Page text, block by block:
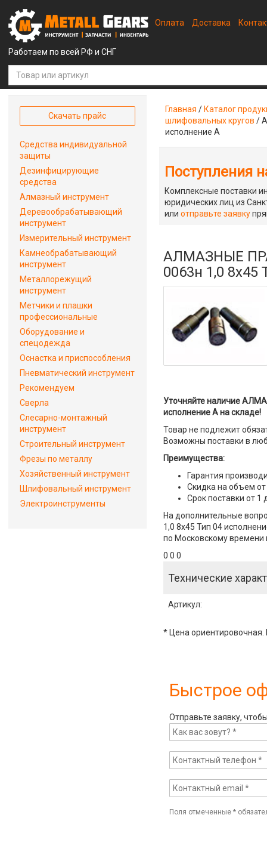
Работаем по всей РФ и СНГ
Оплата Доставка
Главная / Каталог
шлифовальных кругов /
исполнение А
Поступления
Комплексные поставки
юридических лиц из
илиотправьте заявку
АЛМАЗНЫЕ
0063н 1,0
Уточняйте наличие
исполнение А на складе!
Товар не подлежит
Возможны поставки в
Преимущества:
Гарантия
Скидка на объем от
Срок поставки от 1
На дополнительные
1,0 8х45 Тип 04
по Московскому времени
0 0 0
Технические
Артикул:
* Цена ориентировочная.
Быстрое
Отправьте заявку,
Поля отмеченные*
Скачать прайс
Средства индивидуальной
защиты
Дезинфицирующие
средства
Алмазный инструмент
Деревообрабатывающий
инструмент
Измерительный инструмент
Камнеобрабатывающий
инструмент
Металлорежущий
инструмент
Метчики и плашки
профессиональные
Оборудование и
спецодежда
Оснастка и приспособления
Пневматический инструмент
Рекомендуем
Сверла
Слесарно-монтажный
инструмент
Строительный инструмент
Фрезы по металлу
Хозяйственный инструмент
Шлифовальный инструмент
Электроинструменты